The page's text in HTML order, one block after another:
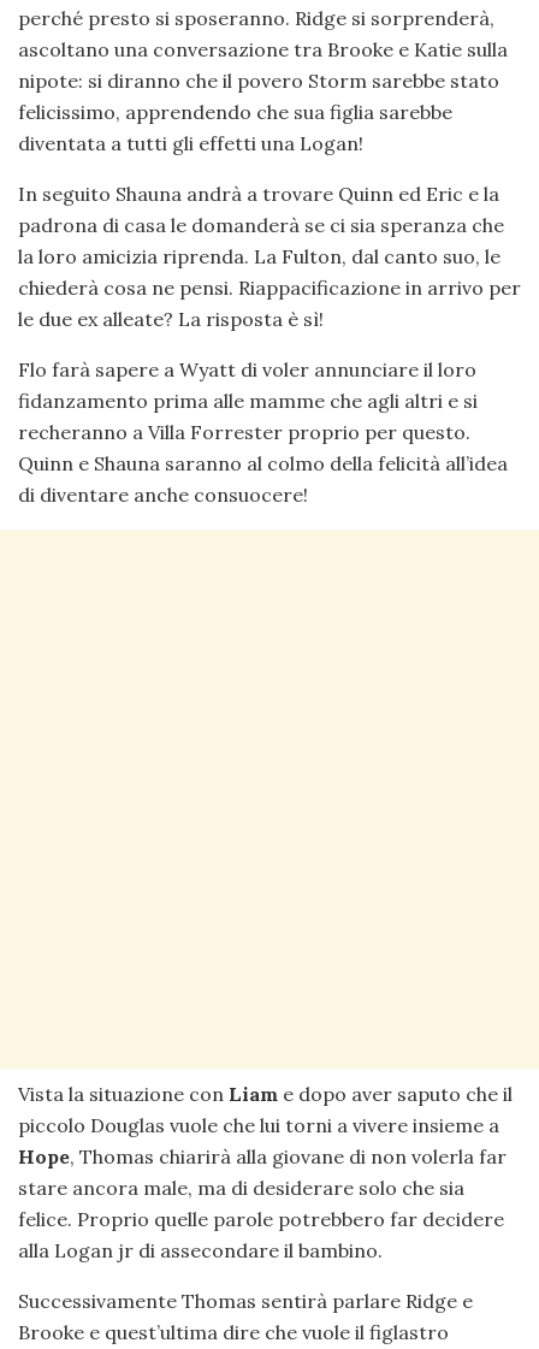
perché presto si sposeranno. Ridge si sorprenderà,
ascoltano una conversazione tra Brooke e Katie sulla
nipote: si diranno che il povero Storm sarebbe stato
felicissimo, apprendendo che sua figlia sarebbe
diventata a tutti gli effetti una Logan!
In seguito Shauna andrà a trovare Quinn ed Eric e la
padrona di casa le domanderà se ci sia speranza che
la loro amicizia riprenda. La Fulton, dal canto suo, le
chiederà cosa ne pensi. Riappacificazione in arrivo per
le due ex alleate? La risposta è sì!
Flo farà sapere a Wyatt di voler annunciare il loro
fidanzamento prima alle mamme che agli altri e si
recheranno a Villa Forrester proprio per questo.
Quinn e Shauna saranno al colmo della felicità all’idea
di diventare anche consuocere!
Vista la situazione con Liam e dopo aver saputo che il
piccolo Douglas vuole che lui torni a vivere insieme a
Hope, Thomas chiarirà alla giovane di non volerla far
stare ancora male, ma di desiderare solo che sia
felice. Proprio quelle parole potrebbero far decidere
alla Logan jr di assecondare il bambino.
Successivamente Thomas sentirà parlare Ridge e
Brooke e quest’ultima dire che vuole il figlastro